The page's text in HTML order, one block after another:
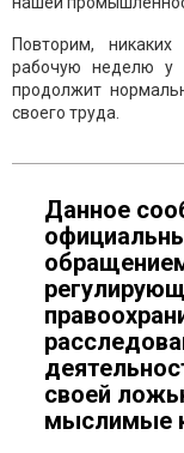
Повторим,
рабочую неделю у
продолжит
своего труда.
Данное
своей
мыслимые